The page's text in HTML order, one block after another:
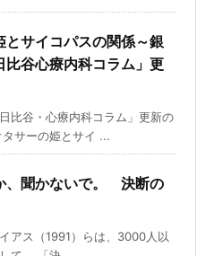
とサイコパスの関係～銀
比谷心療内科コラム」更
比谷・心療内科コラム」更新の
サーの姫とサイ ...
、聞かないで。 決断の
アス（1991）らは、3000人以